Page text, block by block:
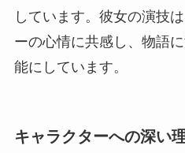
しています。彼女の演技
ーの心情に共感し、物語
能にしています。
キャラクターへの深い